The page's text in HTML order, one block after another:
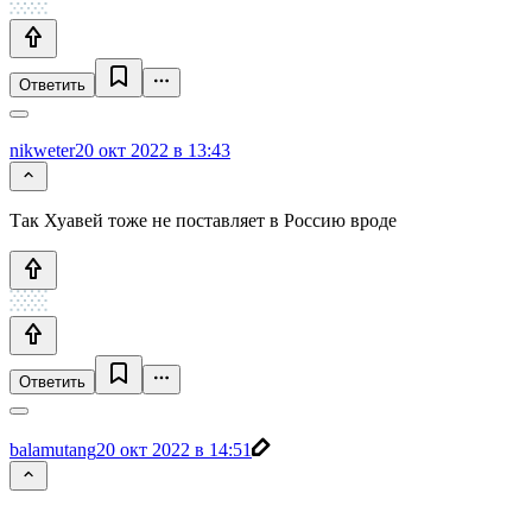
Ответить
nikweter20 окт 2022 в 13:43
Так Хуавей тоже не поставляет в Россию вроде
Ответить
balamutang20 окт 2022 в 14:51